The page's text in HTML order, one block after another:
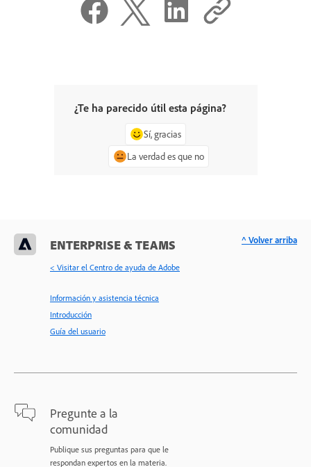
¿Te ha parecido útil esta página?
Sí, gracias
La verdad es que no
ENTERPRISE & TEAMS
< Visitar el Centro de ayuda de Adobe
Información y asistencia técnica
Introducción
Guía del usuario
Pregunte a la
comunidad
Publique sus preguntas para que le
respondan expertos en la materia.
^ Volver arriba